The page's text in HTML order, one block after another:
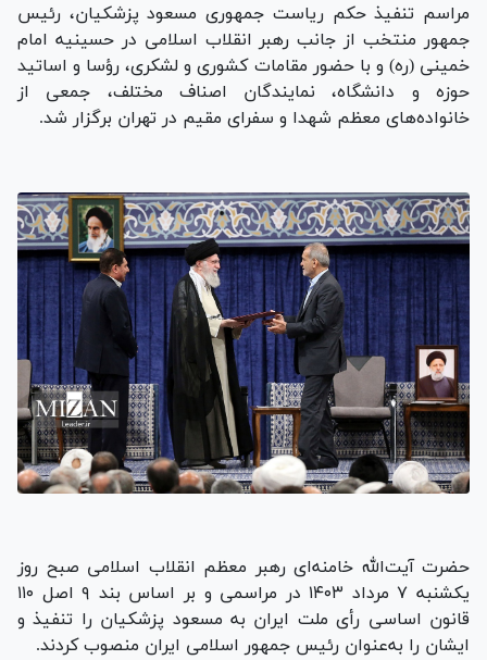
مراسم تنفیذ حکم ریاست جمهوری مسعود پزشکیان، رئیس
جمهور منتخب از جانب رهبر انقلاب اسلامی در حسینیه امام
خمینی (ره) و با حضور مقامات کشوری و لشکری، رؤسا و اساتید
حوزه و دانشگاه، نمایندگان اصناف مختلف، جمعی از
خانواده‌های معظم شهدا و سفرای مقیم در تهران برگزار شد.
حضرت آیت‌الله خامنه‌ای رهبر معظم انقلاب اسلامی صبح روز
یکشنبه ۷ مرداد ۱۴۰۳ در مراسمی و بر اساس بند ۹ اصل ۱۱۰
قانون اساسی رأی ملت ایران به مسعود پزشکیان را تنفیذ و
ایشان را به‌عنوان رئیس جمهور اسلامی ایران منصوب کردند.